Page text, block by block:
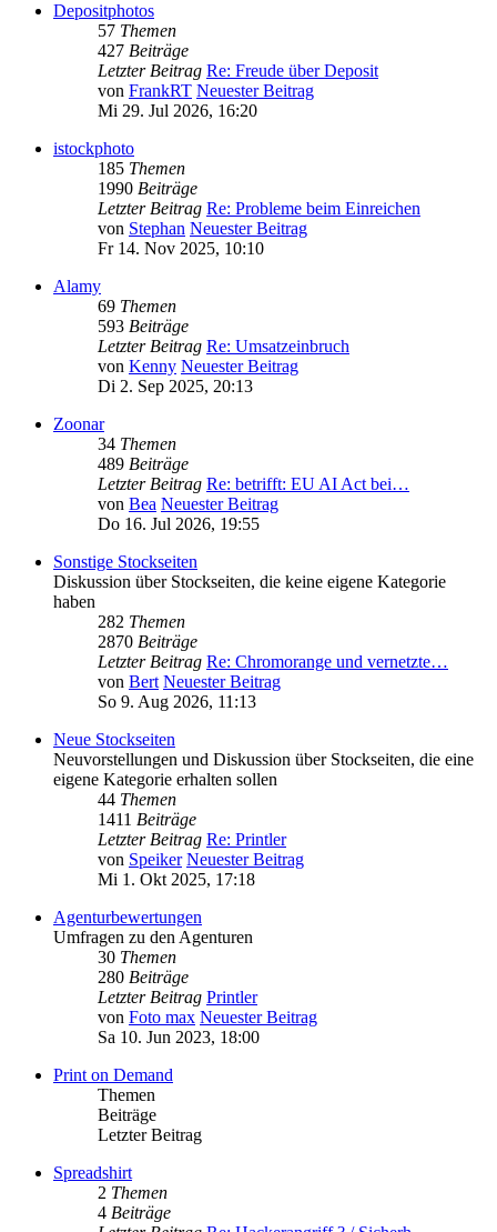
Depositphotos
57 Themen
427 Beiträge
Letzter Beitrag Re: Freude über Deposit
von FrankRT Neuester Beitrag
Mi 29. Jul 2026, 16:20
istockphoto
185 Themen
1990 Beiträge
Letzter Beitrag Re: Probleme beim Einreichen
von Stephan Neuester Beitrag
Fr 14. Nov 2025, 10:10
Alamy
69 Themen
593 Beiträge
Letzter Beitrag Re: Umsatzeinbruch
von Kenny Neuester Beitrag
Di 2. Sep 2025, 20:13
Zoonar
34 Themen
489 Beiträge
Letzter Beitrag Re: betrifft: EU AI Act bei…
von Bea Neuester Beitrag
Do 16. Jul 2026, 19:55
Sonstige Stockseiten
Diskussion über Stockseiten, die keine eigene Kategorie
haben
282 Themen
2870 Beiträge
Letzter Beitrag Re: Chromorange und vernetzte…
von Bert Neuester Beitrag
So 9. Aug 2026, 11:13
Neue Stockseiten
Neuvorstellungen und Diskussion über Stockseiten, die eine
eigene Kategorie erhalten sollen
44 Themen
1411 Beiträge
Letzter Beitrag Re: Printler
von Speiker Neuester Beitrag
Mi 1. Okt 2025, 17:18
Agenturbewertungen
Umfragen zu den Agenturen
30 Themen
280 Beiträge
Letzter Beitrag Printler
von Foto max Neuester Beitrag
Sa 10. Jun 2023, 18:00
Print on Demand
Themen
Beiträge
Letzter Beitrag
Spreadshirt
2 Themen
4 Beiträge